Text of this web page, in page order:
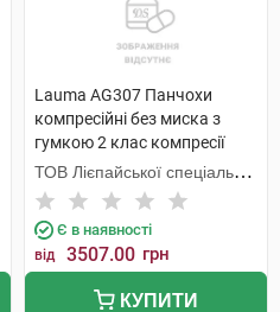
Lauma AG307 Панчохи
компресійні без миска з
гумкою 2 клас компресії
колір натуральний розмір 1D
1 пара
ТОВ Лієпайської спеціальної
економічної зони Лаума
Медікал,
Є в наявності
від 3507.00 грн
КУПИТИ